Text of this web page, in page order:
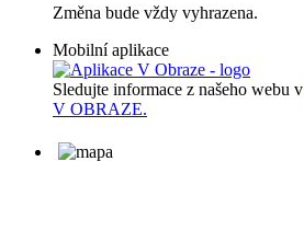
Změna bude vždy vyhrazena.
Mobilní aplikace
Sledujte informace z našeho webu v
V OBRAZE.